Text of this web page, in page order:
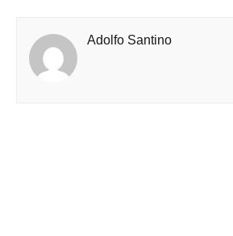
Adolfo Santino